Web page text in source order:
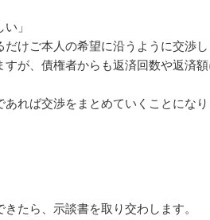
」
けご本人の希望に沿うように交渉し
が、債権者からも返済回数や返済
れば交渉をまとめていくことにな
たら、示談書を取り交わします。